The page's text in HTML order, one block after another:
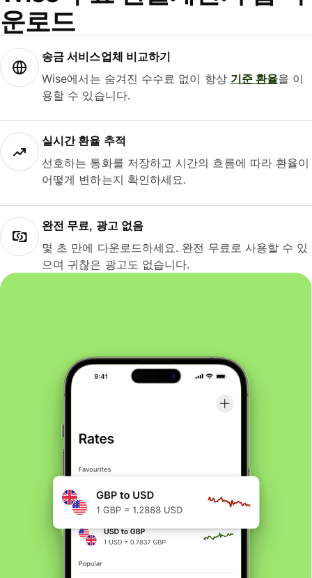
운로드
송금 서비스업체 비교하기
Wise에서는 숨겨진 수수료 없이 항상 기준 환율을 이
용할 수 있습니다.
실시간 환율 추적
선호하는 통화를 저장하고 시간의 흐름에 따라 환율이
어떻게 변하는지 확인하세요.
완전 무료, 광고 없음
몇 초 만에 다운로드하세요. 완전 무료로 사용할 수 있
으며 귀찮은 광고도 없습니다.